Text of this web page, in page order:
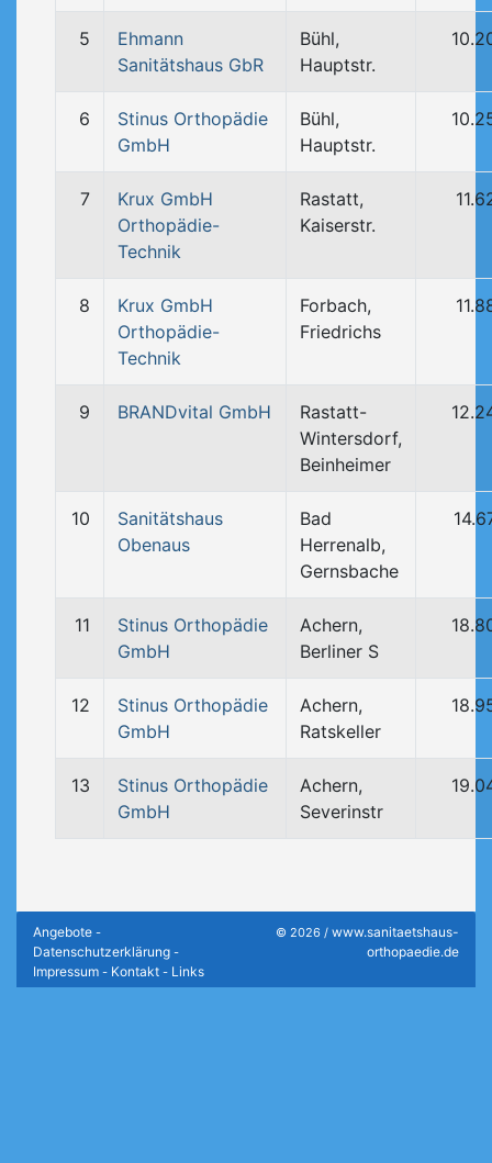
5
Ehmann
Sanitätshaus GbR
Bühl,
Hauptstr.
6
Stinus Orthopädie
GmbH
Bühl,
Hauptstr.
7
Krux GmbH
Orthopädie-
Technik
Rastatt,
Kaiserstr.
8
Krux GmbH
Orthopädie-
Technik
Forbach,
Friedrichs
9 BRANDvital GmbH
Rastatt-
Wintersdorf,
Beinheimer
10
Sanitätshaus
Obenaus
Bad
Herrenalb,
Gernsbache
11
Stinus Orthopädie
GmbH
Achern,
Berliner S
12
Stinus Orthopädie
GmbH
Achern,
Ratskeller
13
Stinus Orthopädie
GmbH
Achern,
Severinstr
Angebote -
Datenschutzerklärung -
Impressum - Kontakt - Links
© 2026 / www.sanitaetshaus-
orthopaedie.de